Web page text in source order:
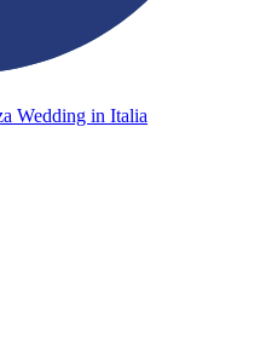
Wedding in Italia